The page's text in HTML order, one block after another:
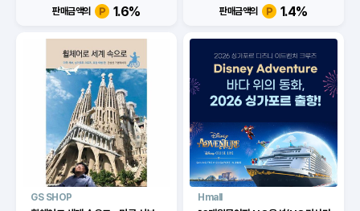
판매금액의 1.6% 판매금액의 1.4%
GS SHOP Hmall